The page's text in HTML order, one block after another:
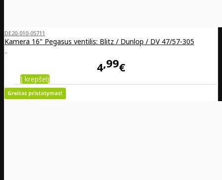
DE20-010-05711
Kamera 16" Pegasus ventilis: Blitz / Dunlop / DV 47/57-305
..
4 99€
Į krepšelį